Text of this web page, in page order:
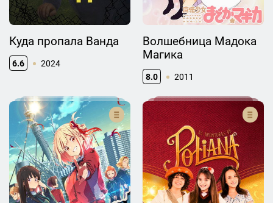
Куда пропала Ванда
6.6 2024
Волшебница Мадока
Магика
8.0 2011